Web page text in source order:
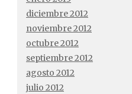
diciembre 2012
noviembre 2012
octubre 2012
septiembre 2012
agosto 2012
julio 2012